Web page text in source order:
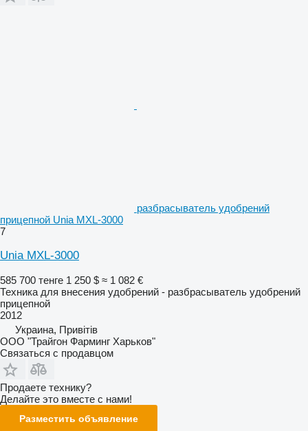
разбрасыватель удобрений
прицепной Unia MXL-3000
7
Unia MXL-3000
585 700 тенге 1 250 $ ≈ 1 082 €
Техника для внесения удобрений - разбрасыватель удобрений
прицепной
2012
Украина, Привітів
ООО "Трайгон Фарминг Харьков"
Связаться с продавцом
Продаете технику?
Делайте это вместе с нами!
Разместить объявление